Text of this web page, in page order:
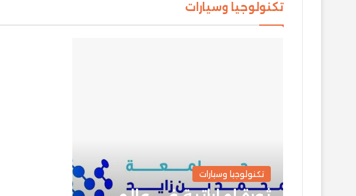
تكنولوجيا وسيارات
تكنولوجيا وسيارات